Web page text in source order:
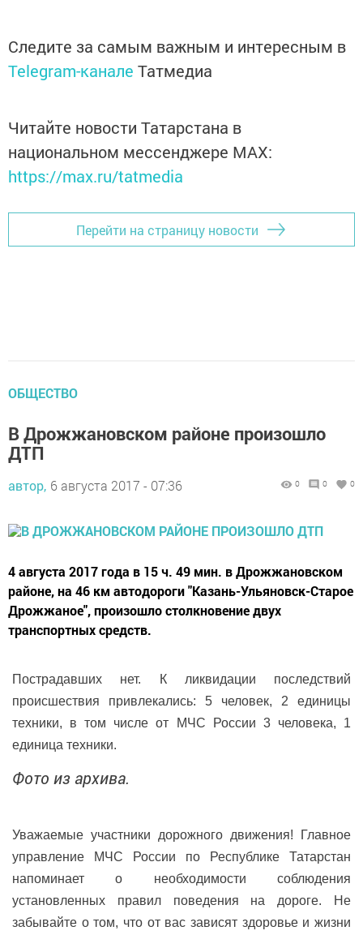
Следите за самым важным и интересным в
Telegram-канале Татмедиа
Читайте новости Татарстана в
национальном мессенджере MАХ:
https://max.ru/tatmedia
Перейти на страницу новости
ОБЩЕСТВО
В Дрожжановском районе произошло
ДТП
автор, 6 августа 2017 - 07:36 0 0 0
4 августа 2017 года в 15 ч. 49 мин. в Дрожжановском
районе, на 46 км автодороги "Казань-Ульяновск-Старое
Дрожжаное", произошло столкновение двух
транспортных средств.
Пострадавших нет. К ликвидации последствий
происшествия привлекались: 5 человек, 2 единицы
техники, в том числе от МЧС России 3 человека, 1
единица техники.
Фото из архива.
Уважаемые участники дорожного движения! Главное
управление МЧС России по Республике Татарстан
напоминает о необходимости соблюдения
установленных правил поведения на дороге. Не
забывайте о том, что от вас зависят здоровье и жизни